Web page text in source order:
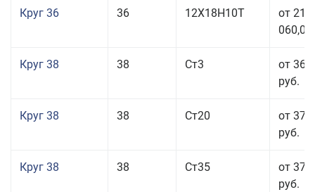
Круг 36 36 12Х18Н10Т
от 210
060,00
Круг 38 38 Ст3
от 36
руб.
Круг 38 38 Ст20
от 37
руб.
Круг 38 38 Ст35
от 37
руб.